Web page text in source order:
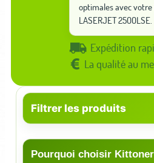
optimales avec votre
LASERJET 2500LSE.
Expédition
La qualité au
Filtrer les produits
Pourquoi choisir